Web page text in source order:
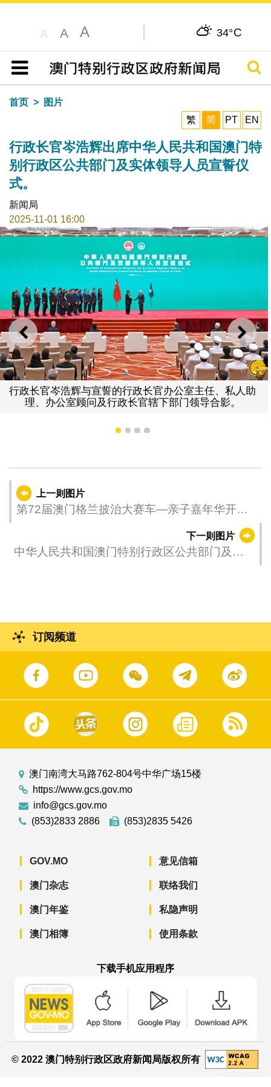
A A A 34°C
目录
搜寻
首页
图片
繁
简 PT EN
行政长官岑浩辉出席中华人民共和国澳门特
别行政区公共部门及实体领导人员宣誓仪
式。
新闻局
2025-11-01 16:00
上一则 下一
行政长官岑浩辉与宣誓的行政长官办公室主任、私人助
理、办公室顾问及行政长官辖下部门领导合影。
1 2 3 4
上一则图片
第72届澳门格兰披治大赛车—亲子嘉年华开幕
下一则图片
中华人民共和国澳门特别行政区公共部门及实
订阅频道
澳门南湾大马路762-804号中华广场15楼
https://www.gcs.gov.mo
info@gcs.gov.mo
(853)2833 2886
(853)2835 5426
GOV.MO
澳门杂志
澳门年鉴
澳门相簿
意见信箱
联络我们
私隐声明
使用条款
下载手机应用程序
© 2022 澳门特别行政区政府新闻局版权所有